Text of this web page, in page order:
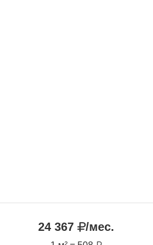
24 367 /мес.